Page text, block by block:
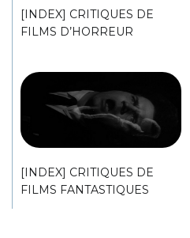
[INDEX] CRITIQUES DE
FILMS D’HORREUR
[INDEX] CRITIQUES DE
FILMS FANTASTIQUES